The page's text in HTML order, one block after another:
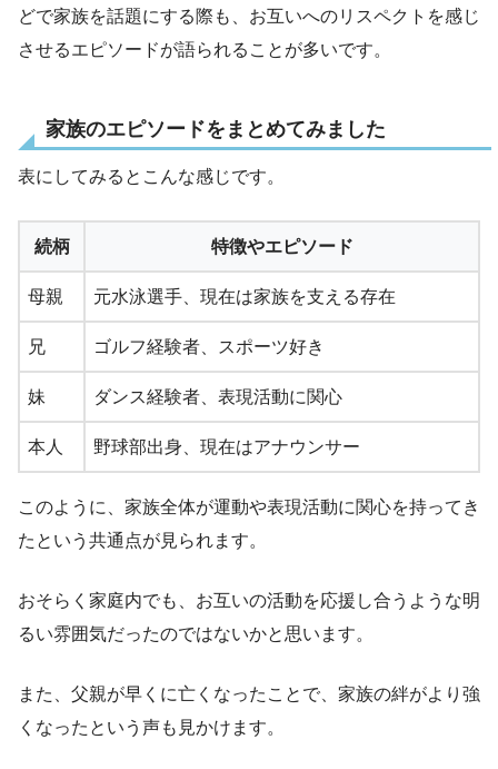
どで家族を話題にする際も、お互いへのリスペクトを感じ
させるエピソードが語られることが多いです。
家族のエピソードをまとめてみました
表にしてみるとこんな感じです。
続柄 特徴やエピソード
母親 元水泳選手、現在は家族を支える存在
兄 ゴルフ経験者、スポーツ好き
妹 ダンス経験者、表現活動に関心
本人 野球部出身、現在はアナウンサー
このように、家族全体が運動や表現活動に関心を持ってき
たという共通点が見られます。
おそらく家庭内でも、お互いの活動を応援し合うような明
るい雰囲気だったのではないかと思います。
また、父親が早くに亡くなったことで、家族の絆がより強
くなったという声も見かけます。